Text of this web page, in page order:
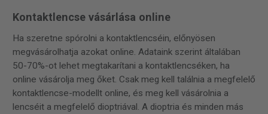
Kontaktlencse vásárlása online
Ha szeretne spórolni a kontaktlencséin, előnyösen
megvásárolhatja azokat online. Adataink szerint általában
50-70%-ot lehet megtakarítani a kontaktlencséken, ha
online vásárolja meg őket. Csak meg kell találnia a megfelelő
kontaktlencse-modellt online, és meg kell vásárolnia a
lencséit a megfelelő dioptriával. A dioptria és minden más